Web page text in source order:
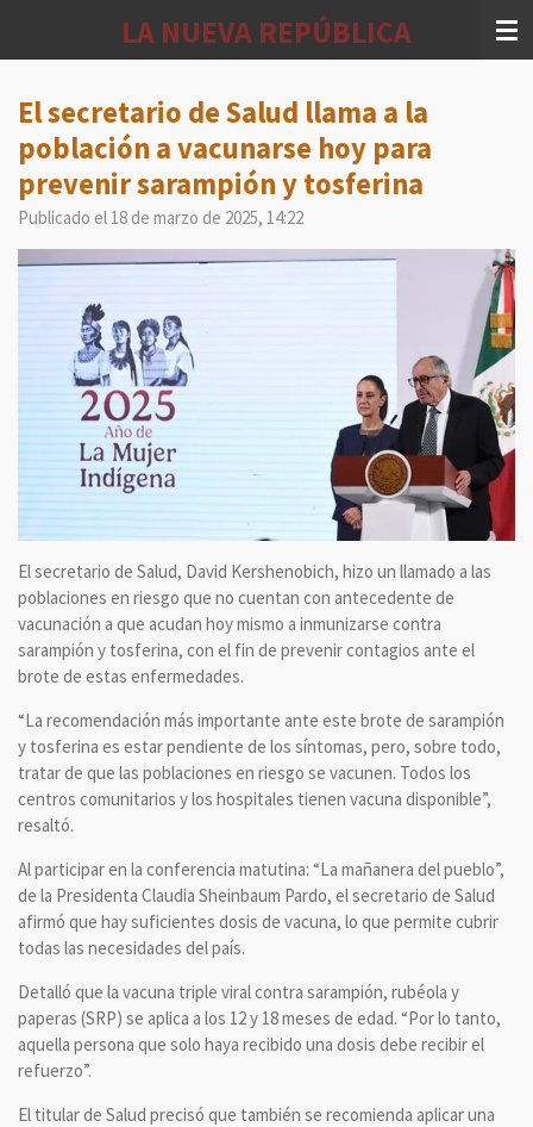
principal
LA NUEVA REPÚBLICA
El secretario de Salud llama a la
población a vacunarse hoy para
prevenir sarampión y tosferina
Publicado el 18 de marzo de 2025, 14:22
El secretario de Salud, David Kershenobich, hizo un llamado a las
poblaciones en riesgo que no cuentan con antecedente de
vacunación a que acudan hoy mismo a inmunizarse contra
sarampión y tosferina, con el fin de prevenir contagios ante el
brote de estas enfermedades.
“La recomendación más importante ante este brote de sarampión
y tosferina es estar pendiente de los síntomas, pero, sobre todo,
tratar de que las poblaciones en riesgo se vacunen. Todos los
centros comunitarios y los hospitales tienen vacuna disponible”,
resaltó.
Al participar en la conferencia matutina: “La mañanera del pueblo”,
de la Presidenta Claudia Sheinbaum Pardo, el secretario de Salud
afirmó que hay suficientes dosis de vacuna, lo que permite cubrir
todas las necesidades del país.
Detalló que la vacuna triple viral contra sarampión, rubéola y
paperas (SRP) se aplica a los 12 y 18 meses de edad. “Por lo tanto,
aquella persona que solo haya recibido una dosis debe recibir el
refuerzo”.
El titular de Salud precisó que también se recomienda aplicar una